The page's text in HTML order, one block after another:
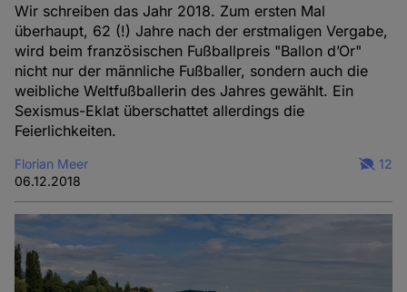
Wir schreiben das Jahr 2018. Zum ersten Mal
überhaupt, 62 (!) Jahre nach der erstmaligen Vergabe,
wird beim französischen Fußballpreis "Ballon d’Or"
nicht nur der männliche Fußballer, sondern auch die
weibliche Weltfußballerin des Jahres gewählt. Ein
Sexismus-Eklat überschattet allerdings die
Feierlichkeiten.
Florian Meer
06.12.2018
12